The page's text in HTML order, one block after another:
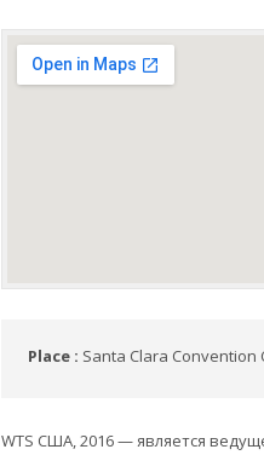
Place : Santa Clara Convention
WTS США, 2016 — является